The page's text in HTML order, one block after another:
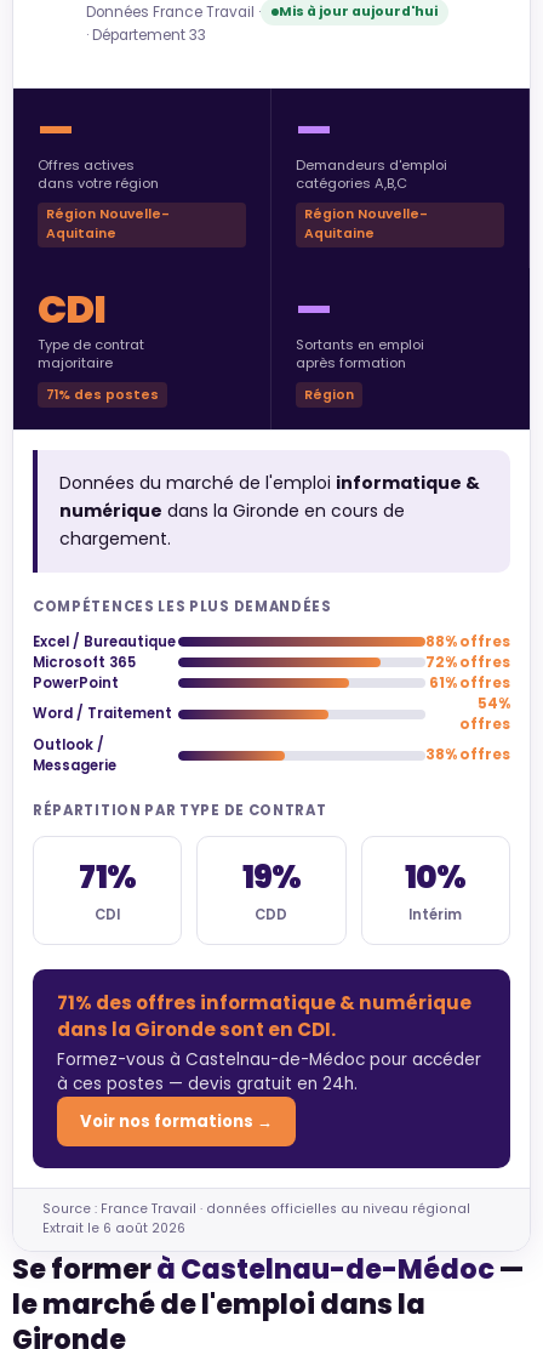
Données France Travail · Mis à jour aujourd'hui
· Département 33
—
Offres actives
dans votre région
Région Nouvelle-
Aquitaine
—
Demandeurs d'emploi
catégories A,B,C
Région Nouvelle-
Aquitaine
CDI
Type de contrat
majoritaire
71% des postes
—
Sortants en emploi
après formation
Région
Données du marché de l'emploi informatique &
numérique dans la Gironde en cours de
chargement.
COMPÉTENCES LES PLUS DEMANDÉES
Excel / Bureautique
88% offres
Microsoft 365
72% offres
PowerPoint
61% offres
Word / Traitement
54%
offres
Outlook /
Messagerie
38% offres
RÉPARTITION PAR TYPE DE CONTRAT
71%
CDI
19%
CDD
10%
Intérim
71% des offres informatique & numérique
dans la Gironde sont en CDI.
Formez-vous à Castelnau-de-Médoc pour accéder
à ces postes — devis gratuit en 24h.
Voir nos formations →
Source : France Travail · données officielles au niveau régional
Extrait le 6 août 2026
Se formerà Castelnau-de-Médoc—
le marché de l'emploi dans la
Gironde